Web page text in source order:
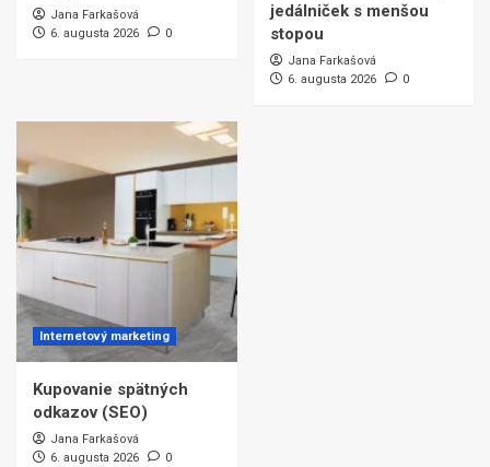
Jana Farkašová
6. augusta 2026
0
jedálniček s menšou
stopou
Jana Farkašová
6. augusta 2026
0
Internetový marketing
Kupovanie spätných
odkazov (SEO)
Jana Farkašová
6. augusta 2026
0